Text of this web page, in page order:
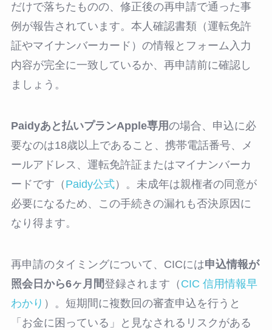
だけで落ちたものの、修正後の再申請で通った事
例が報告されています。本人確認書類（運転免許
証やマイナンバーカード）の情報とフォーム入力
内容が完全に一致しているか、再申請前に確認し
ましょう。
Paidyあと払いプランApple専用の場合、申込に必
要なのは18歳以上であること、携帯電話番号、メ
ールアドレス、運転免許証またはマイナンバーカ
ードです（ Paidy公式）。未成年は親権者の同意が
必要になるため、この手続きの漏れも否決原因に
なり得ます。
再申請のタイミングについて、CICには申込情報が
照会日から6ヶ月間登録されます（ CIC 信用情報早
わかり ）。短期間に複数回の審査申込を行うと
「お金に困っている」と見なされるリスクがある